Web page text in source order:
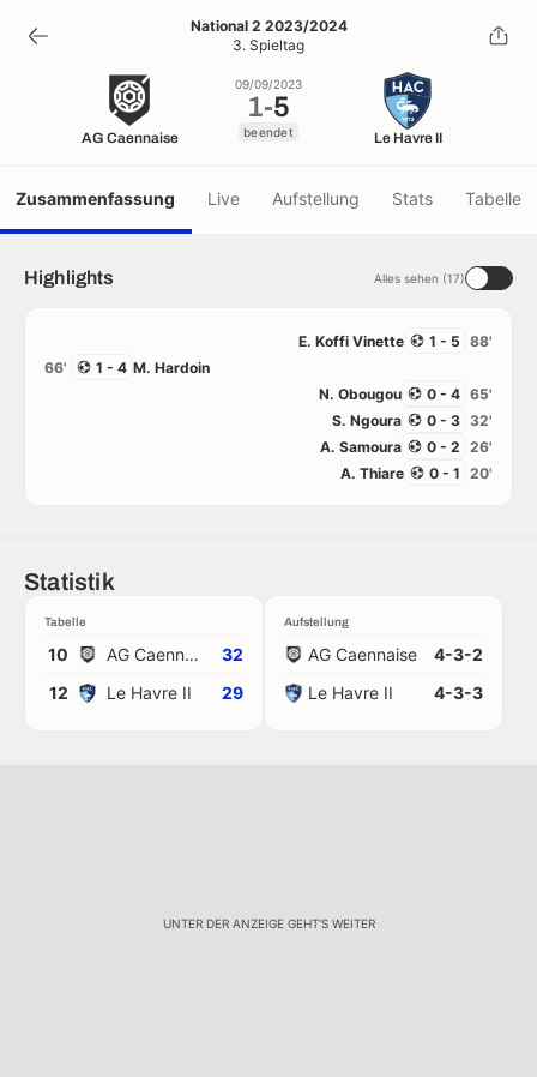
1 -5
beendet
National 2 2023/2024
3. Spieltag
AG Caennaise
09/09/2023
1-5
beendet Le Havre II
Zusammenfassung Live Aufstellung Stats Tabelle
Highlights Alles sehen (17)
88'
1 - 5
E. Koffi Vinette
66'
1 - 4 M. Hardoin
65'
0 - 4
N. Obougou
32'
0 - 3
S. Ngoura
26'
0 - 2
A. Samoura
20'
0 - 1
A. Thiare
Statistik
Tabelle
10 AG Caennaise
32
12
Le Havre II 29
Aufstellung
AG Caennaise
4-3-2
Le Havre II
4-3-3
UNTER DER ANZEIGE GEHT'S WEITER